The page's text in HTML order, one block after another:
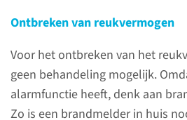
Ontbreken van reukvermogen
Voor het ontbreken van het
geen behandeling mogelijk.
alarmfunctie heeft, denk aan
Zo is een brandmelder in huis
hoofd en maakt deel
ontdekken we al na
geboorte dat iemand
heeft.